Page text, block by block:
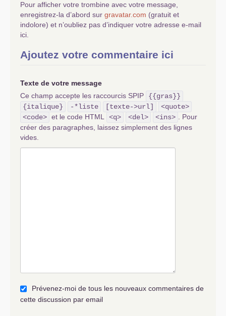
Pour afficher votre trombine avec votre message,
enregistrez-la d’abord sur gravatar.com (gratuit et
indolore) et n’oubliez pas d’indiquer votre adresse e-mail
ici.
Ajoutez votre commentaire ici
Texte de votre message
Ce champ accepte les raccourcis SPIP
{{gras}}
{italique}
-*liste [texte->url]
<quote>
<code> et le code HTML <q> <del> <ins>
. Pour
créer des paragraphes, laissez simplement des lignes
vides.
Prévenez-moi de tous les nouveaux commentaires de
cette discussion par email